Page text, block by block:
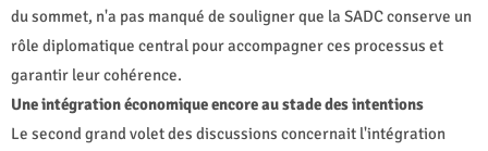
du sommet, n'a pas manqué de souligner que la SADC conserve un
rôle diplomatique central pour accompagner ces processus et
garantir leur cohérence.
Une intégration économique encore au stade des intentions
Le second grand volet des discussions concernait l'intégration